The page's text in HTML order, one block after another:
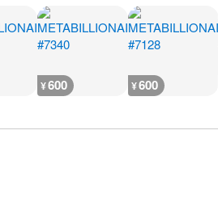
¥600 ¥600